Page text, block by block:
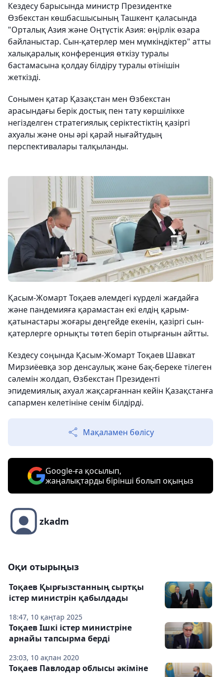
Кездесу барысында министр Президентке
Өзбекстан көшбасшысының Ташкент қаласында
"Орталық Азия және Оңтүстік Азия: өңірлік өзара
байланыстар. Сын-қатерлер мен мүмкіндіктер" атты
халықаралық конференция өткізу туралы
бастамасына қолдау білдіру туралы өтінішін
жеткізді.
Сонымен қатар Қазақстан мен Өзбекстан
арасындағы берік достық пен тату көршілікке
негізделген стратегиялық серіктестіктің қазіргі
ахуалы және оны әрі қарай нығайтудың
перспективалары талқыланды.
Қасым-Жомарт Тоқаев әлемдегі күрделі жағдайға
және пандемияға қарамастан екі елдің қарым-
қатынастары жоғары деңгейде екенін, қазіргі сын-
қатерлерге орнықты төтеп беріп отырғанын айтты.
Кездесу соңында Қасым-Жомарт Тоқаев Шавкат
Мирзиёевқа зор денсаулық және бақ-береке тілеген
сәлемін жолдап, Өзбекстан Президенті
эпидемиялық ахуал жақсарғаннан кейін Қазақстанға
сапармен келетініне сенім білдірді.
Мақаламен бөлісу
Google-ға қосылып,
жаңалықтарды бірінші болып оқыңыз
zkadm
Оқи отырыңыз
18:47, 10 қаңтар 2025
Тоқаев Қырғызстанның сыртқы
істер министрін қабылдады
23:03, 10 ақпан 2020
Тоқаев Ішкі істер министріне
арнайы тапсырма берді
Тоқаев Павлодар облысы әкіміне